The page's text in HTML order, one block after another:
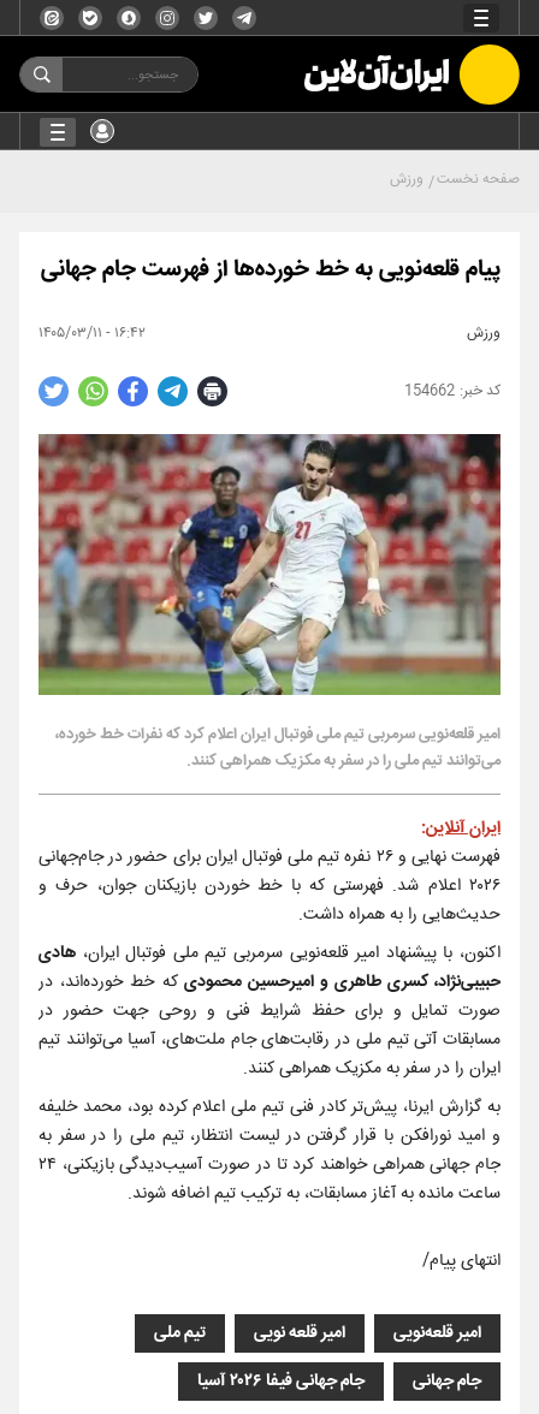
صفحه نخست ورزش
پیام قلعه‌نویی به خط خورده‌ها از فهرست جام جهانی
ورزش ۱۶:۴۲ - ۱۴۰۵/۰۳/۱۱
154662
امیر قلعه‌نویی سرمربی تیم ملی فوتبال ایران اعلام کرد که نفرات خط خورده،
می‌توانند تیم ملی را در سفر به مکزیک همراهی کنند.
ایران آنلاین:
فهرست نهایی و ۲۶ نفره تیم ملی فوتبال ایران برای حضور در جام‌جهانی
۲۰۲۶ اعلام شد. فهرستی که با خط خوردن بازیکنان جوان، حرف و
حدیث‌هایی را به همراه داشت.
اکنون، با پیشنهاد امیر قلعه‌نویی سرمربی تیم ملی فوتبال ایران، هادی
حبیبی‌نژاد، کسری طاهری و امیرحسین محمودیکه خط خورده‌اند، در
صورت تمایل و برای حفظ شرایط فنی و روحی جهت حضور در
مسابقات آتی تیم ملی در رقابت‌های جام ملت‌های، آسیا می‌توانند تیم
ایران را در سفر به مکزیک همراهی کنند.
به گزارش ایرنا، پیش‌تر کادر فنی تیم ملی اعلام کرده بود، محمد خلیفه
و امید نورافکن با قرار گرفتن در لیست انتظار، تیم ملی را در سفر به
جام جهانی همراهی خواهند کرد تا در صورت آسیب‌دیدگی بازیکنی، ٢۴
ساعت مانده به آغاز مسابقات، به ترکیب تیم اضافه شوند.
انتهای پیام/
امیر قلعه‌نویی امیر قلعه نویی
تیم ملی
جام جهانی
جام جهانی فیفا ۲۰۲۶ آسیا